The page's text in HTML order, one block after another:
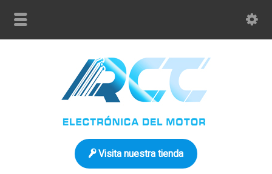
Visita nuestra tienda